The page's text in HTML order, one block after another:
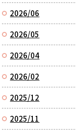
2026/06
2026/05
2026/04
2026/02
2025/12
2025/11